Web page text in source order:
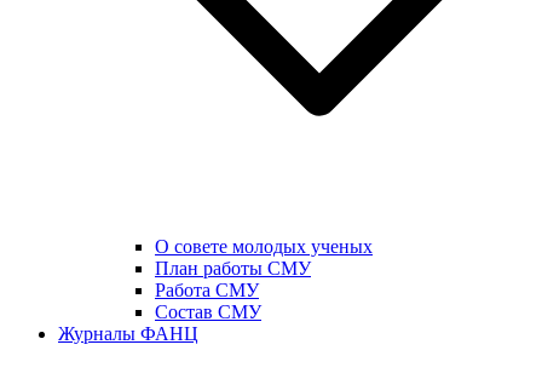
О совете молодых ученых
План работы СМУ
Работа СМУ
Состав СМУ
Журналы ФАНЦ